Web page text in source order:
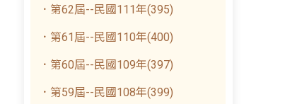
．第62屆--民國111年(395)
．第61屆--民國110年(400)
．第60屆--民國109年(397)
．第59屆--民國108年(399)